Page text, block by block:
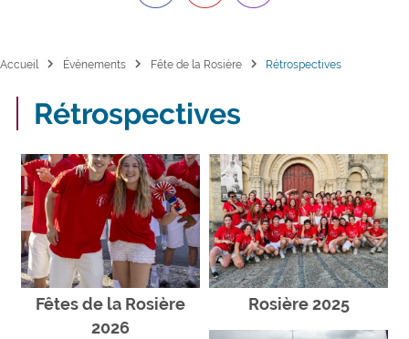
Accueil chevron_right Événements chevron_right Fête de la Rosière chevron_right Rétrospectives
Rétrospectives
Fêtes de la Rosière
2026
Rosière 2025